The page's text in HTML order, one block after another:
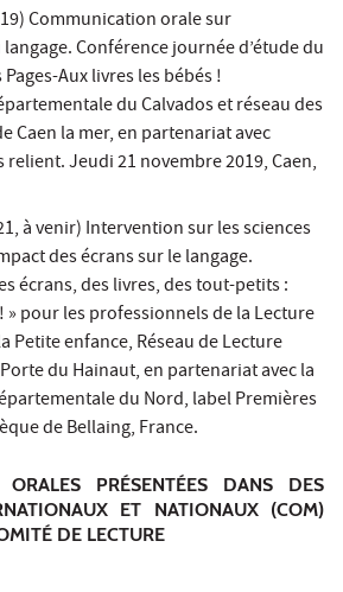
Communication orale sur
Conférence journée d’étude du
Aux livres les bébés !
du Calvados et réseau des
Caen la mer, en partenariat avec
relient. Jeudi 21 novembre 2019, Caen,
à venir) Intervention sur les sciences
des écrans sur le langage.
écrans, des livres, des tout-petits :
pour les professionnels de la Lecture
Petite enfance, Réseau de Lecture
du Hainaut, en partenariat avec la
du Nord, label Premières
de Bellaing, France.
ORALES PRÉSENTÉES DANS DES
ET NATIONAUX (COM)
DE LECTURE